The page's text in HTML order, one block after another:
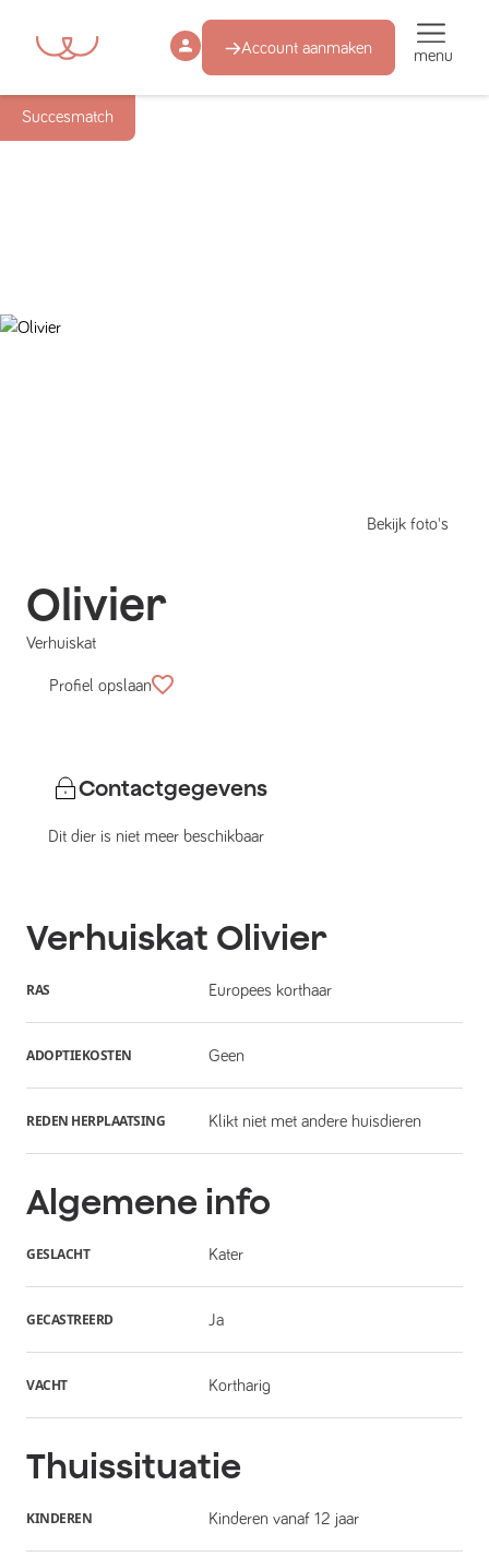
Account aanmaken menu
Succesmatch
Bekijk foto's
Olivier
Verhuiskat
Profiel opslaan
Contactgegevens
Dit dier is niet meer beschikbaar
Verhuiskat Olivier
RAS Europees korthaar
ADOPTIEKOSTEN Geen
REDEN HERPLAATSING Klikt niet met andere huisdieren
Algemene info
GESLACHT Kater
GECASTREERD Ja
VACHT Kortharig
Thuissituatie
KINDEREN Kinderen vanaf 12 jaar